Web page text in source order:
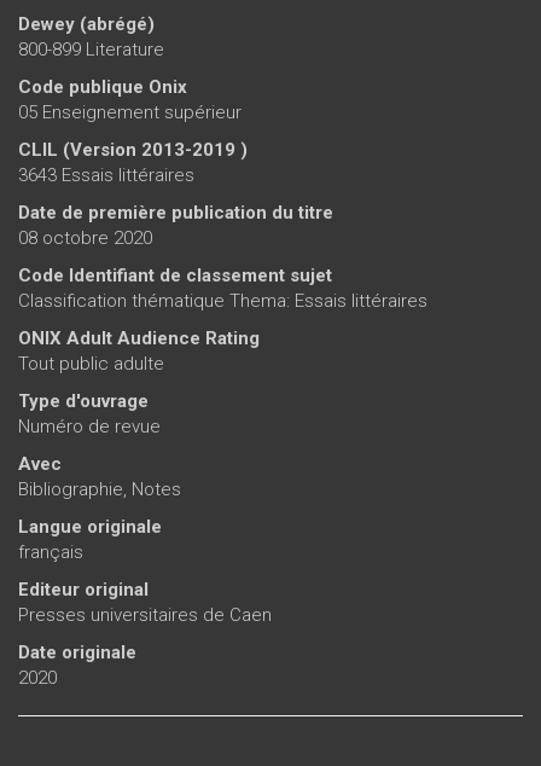
Dewey (abrégé)
800-899 Literature
Code publique Onix
05 Enseignement supérieur
CLIL (Version 2013-2019 )
3643 Essais littéraires
Date de première publication du titre
08 octobre 2020
Code Identifiant de classement sujet
Classification thématique Thema: Essais littéraires
ONIX Adult Audience Rating
Tout public adulte
Type d'ouvrage
Numéro de revue
Avec
Bibliographie, Notes
Langue originale
français
Editeur original
Presses universitaires de Caen
Date originale
2020